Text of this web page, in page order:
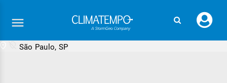
seu
São Paulo, SP